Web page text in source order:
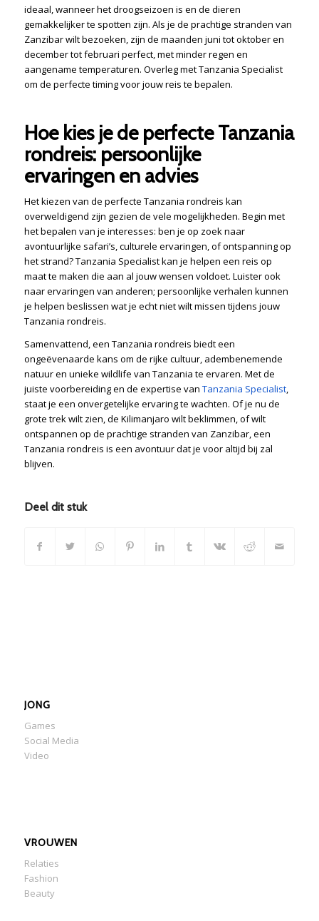
ideaal, wanneer het droogseizoen is en de dieren
gemakkelijker te spotten zijn. Als je de prachtige stranden van
Zanzibar wilt bezoeken, zijn de maanden juni tot oktober en
december tot februari perfect, met minder regen en
aangename temperaturen. Overleg met Tanzania Specialist
om de perfecte timing voor jouw reis te bepalen.
Hoe kies je de perfecte Tanzania
rondreis: persoonlijke
ervaringen en advies
Het kiezen van de perfecte Tanzania rondreis kan
overweldigend zijn gezien de vele mogelijkheden. Begin met
het bepalen van je interesses: ben je op zoek naar
avontuurlijke safari’s, culturele ervaringen, of ontspanning op
het strand? Tanzania Specialist kan je helpen een reis op
maat te maken die aan al jouw wensen voldoet. Luister ook
naar ervaringen van anderen; persoonlijke verhalen kunnen
je helpen beslissen wat je echt niet wilt missen tijdens jouw
Tanzania rondreis.
Samenvattend, een Tanzania rondreis biedt een
ongeëvenaarde kans om de rijke cultuur, adembenemende
natuur en unieke wildlife van Tanzania te ervaren. Met de
juiste voorbereiding en de expertise van Tanzania Specialist,
staat je een onvergetelijke ervaring te wachten. Of je nu de
grote trek wilt zien, de Kilimanjaro wilt beklimmen, of wilt
ontspannen op de prachtige stranden van Zanzibar, een
Tanzania rondreis is een avontuur dat je voor altijd bij zal
blijven.
Deel dit stuk
JONG
Games
Social Media
Video
VROUWEN
Relaties
Fashion
Beauty